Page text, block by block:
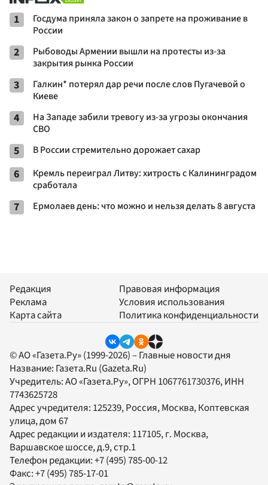
1
Госдума приняла закон о запрете на проживание в
России
2
Рыбоводы Армении вышли на протесты из-за
закрытия рынка России
3
Галкин* потерял дар речи после слов Пугачевой о
Киеве
4
На Западе забили тревогу из-за угрозы окончания
СВО
5 В России стремительно дорожает сахар
6
Кремль переиграл Литву: хитрость с Калининградом
сработала
7 Ермолаев день: что можно и нельзя делать 8 августа
Редакция
Реклама
Карта сайта
Правовая информация
Условия использования
Политика конфиденциальности
© АО «Газета.Ру» (1999-2026) – Главные новости дня
Название: Газета.Ru (Gazeta.Ru)
Учредитель:АО «Газета.Ру», ОГРН 1067761730376, ИНН
7743625728
Адрес учредителя: 125239, Россия, Москва, Коптевская
улица, дом 67
Адрес редакции и издателя: 117105, г. Москва,
Варшавское шоссе, д.9, стр.1
Телефон редакции:+7 (495) 785-00-12
Факс:+7 (495) 785-17-01